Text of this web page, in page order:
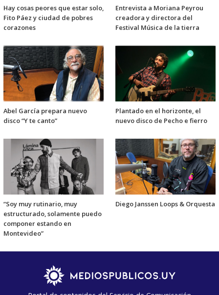
Hay cosas peores que estar solo,
Fito Páez y ciudad de pobres
corazones
Entrevista a Moriana Peyrou
creadora y directora del
Festival Música de la tierra
Abel García prepara nuevo
disco “Y te canto”
Plantado en el horizonte, el
nuevo disco de Pecho e fierro
“Soy muy rutinario, muy
estructurado, solamente puedo
componer estando en
Montevideo”
Diego Janssen Loops & Orquesta